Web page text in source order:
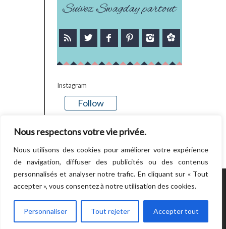
Nous respectons votre vie privée.
Nous utilisons des cookies pour améliorer votre expérience
de navigation, diffuser des publicités ou des contenus
personnalisés et analyser notre trafic. En cliquant sur « Tout
accepter », vous consentez à notre utilisation des cookies.
Personnaliser Tout rejeter Accepter tout
Suivez Swagday partout
Instagram
Follow
POWERED BY WORDPRESS.CREATED BY
THEMESINDEP
RETOUR EN HAUT